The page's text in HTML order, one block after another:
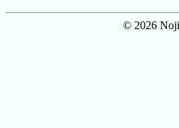
© 2026